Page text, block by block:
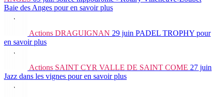
Baie des Anges pour en savoir plus
Actions DRAGUIGNAN 29 juin PADEL TROPHY pour
en savoir plus
Actions SAINT CYR VALLE DE SAINT COME 27 juin
Jazz dans les vignes pour en savoir plus